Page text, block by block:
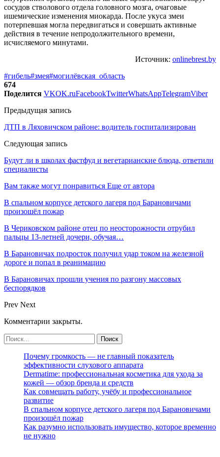
сосудов стволового отдела головного мозга, очаговые
ишемические изменения миокарда. После укуса змеи
потерпевшая могла передвигаться и совершать активные
действия в течение непродолжительного времени,
исчисляемого минутами.
Источник: onlinebrest.by
#гибель#змея#могилёвская_область
674
Поделится VKOK.ruFacebookTwitterWhatsAppTelegramViber
Предыдущая запись
ДТП в Ляховичском районе: водитель госпитализирован
Следующая запись
Будут ли в школах фастфуд и вегетарианские блюда, ответили
специалисты
Вам также могут понравиться Еще от автора
В спальном корпусе детского лагеря под Барановичами
произошёл пожар
В Чериковском районе отец по неосторожности отрубил
пальцы 13-летней дочери, обучая…
В Барановичах подросток получил удар током на железной
дороге и попал в реанимацию
В Барановичах прошли учения по разгону массовых
беспорядков
Prev Next
Комментарии закрыты.
Почему громкость — не главный показатель
эффективности слухового аппарата
Dermatime: профессиональная косметика для ухода за
кожей — обзор бренда и средств
Как совмещать работу, учёбу и профессиональное
развитие
В спальном корпусе детского лагеря под Барановичами
произошёл пожар
Как разумно использовать имущество, которое временно
не нужно